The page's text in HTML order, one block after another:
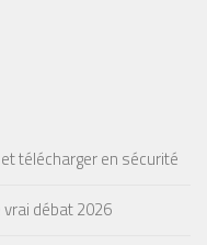
télécharger en sécurité
débat 2026